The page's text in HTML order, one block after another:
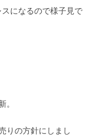
になるので様子見で
。
りの方針にしまし